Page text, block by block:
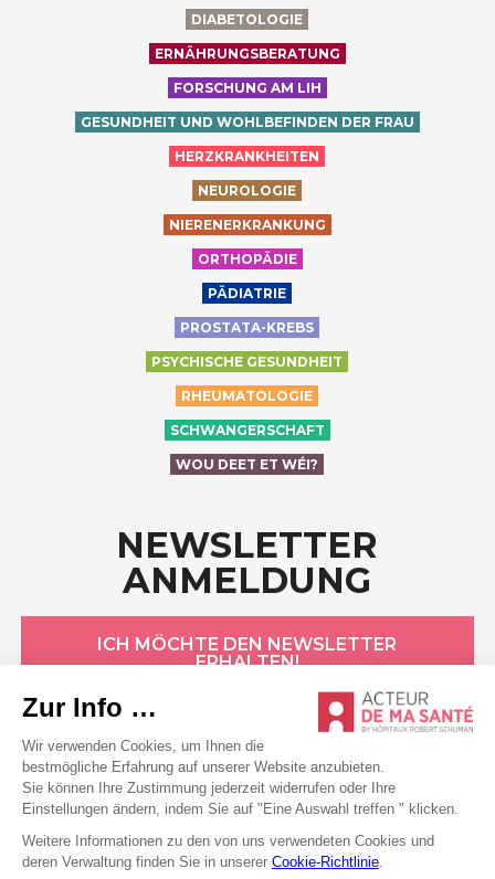
DIABETOLOGIE
ERNÄHRUNGSBERATUNG
FORSCHUNG AM LIH
GESUNDHEIT UND WOHLBEFINDEN DER FRAU
HERZKRANKHEITEN
NEUROLOGIE
NIERENERKRANKUNG
ORTHOPÄDIE
PÄDIATRIE
PROSTATA-KREBS
PSYCHISCHE GESUNDHEIT
RHEUMATOLOGIE
SCHWANGERSCHAFT
WOU DEET ET WÉI?
NEWSLETTER
ANMELDUNG
ICH MÖCHTE DEN NEWSLETTER
ERHALTEN!
HÔPITAUX ROBERT SCHUMAN
Datenschutzerklärung
Cookie-Erklärung
Allgemeine Bedingungen
Rechtliche Hinweise